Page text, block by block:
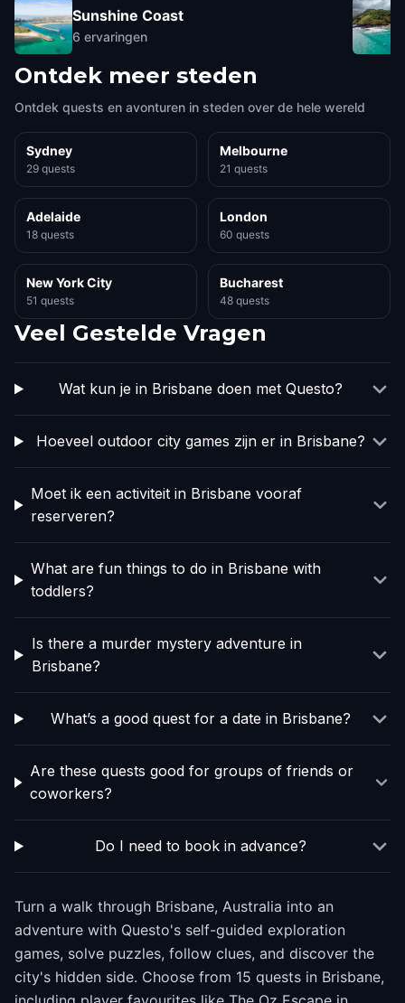
Sunshine Coast
6 ervaringen
Ontdek meer steden
Ontdek quests en avonturen in steden over de hele wereld
Sydney
29 quests
Melbourne
21 quests
Adelaide
18 quests
London
60 quests
New York City
51 quests
Bucharest
48 quests
Veel Gestelde Vragen
Wat kun je in Brisbane doen met Questo?
Hoeveel outdoor city games zijn er in Brisbane?
Moet ik een activiteit in Brisbane vooraf
reserveren?
What are fun things to do in Brisbane with
toddlers?
Is there a murder mystery adventure in
Brisbane?
What’s a good quest for a date in Brisbane?
Are these quests good for groups of friends or
coworkers?
Do I need to book in advance?
Turn a walk through Brisbane, Australia into an
adventure with Questo's self-guided exploration
games, solve puzzles, follow clues, and discover the
city's hidden side. Choose from 15 quests in Brisbane,